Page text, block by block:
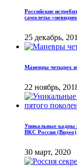
Российские
самолеты-
25 декабрь,
Маневры четырех
22 ноябрь,
Уникальные кадры
ВКС России (Видео)
30 март, 2020